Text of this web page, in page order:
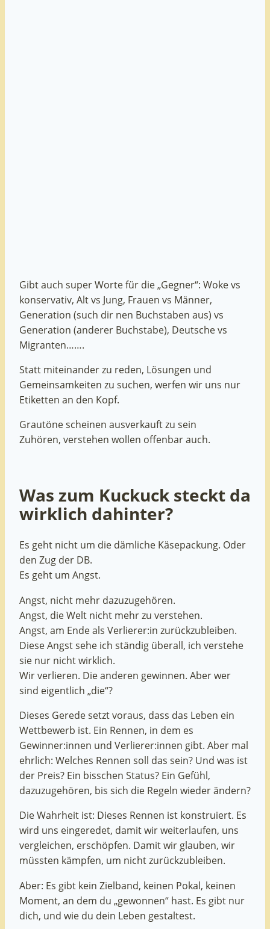
Gibt auch super Worte für die „Gegner“: Woke vs
konservativ, Alt vs Jung, Frauen vs Männer,
Generation (such dir nen Buchstaben aus) vs
Generation (anderer Buchstabe), Deutsche vs
Migranten…….
Statt miteinander zu reden, Lösungen und
Gemeinsamkeiten zu suchen, werfen wir uns nur
Etiketten an den Kopf.
Grautöne scheinen ausverkauft zu sein
Zuhören, verstehen wollen offenbar auch.
Was zum Kuckuck steckt da
wirklich dahinter?
Es geht nicht um die dämliche Käsepackung. Oder
den Zug der DB.
Es geht um Angst.
Angst, nicht mehr dazuzugehören.
Angst, die Welt nicht mehr zu verstehen.
Angst, am Ende als Verlierer:in zurückzubleiben.
Diese Angst sehe ich ständig überall, ich verstehe
sie nur nicht wirklich.
Wir verlieren. Die anderen gewinnen. Aber wer
sind eigentlich „die“?
Dieses Gerede setzt voraus, dass das Leben ein
Wettbewerb ist. Ein Rennen, in dem es
Gewinner:innen und Verlierer:innen gibt. Aber mal
ehrlich: Welches Rennen soll das sein? Und was ist
der Preis? Ein bisschen Status? Ein Gefühl,
dazuzugehören, bis sich die Regeln wieder ändern?
Die Wahrheit ist: Dieses Rennen ist konstruiert. Es
wird uns eingeredet, damit wir weiterlaufen, uns
vergleichen, erschöpfen. Damit wir glauben, wir
müssten kämpfen, um nicht zurückzubleiben.
Aber: Es gibt kein Zielband, keinen Pokal, keinen
Moment, an dem du „gewonnen“ hast. Es gibt nur
dich, und wie du dein Leben gestaltest.